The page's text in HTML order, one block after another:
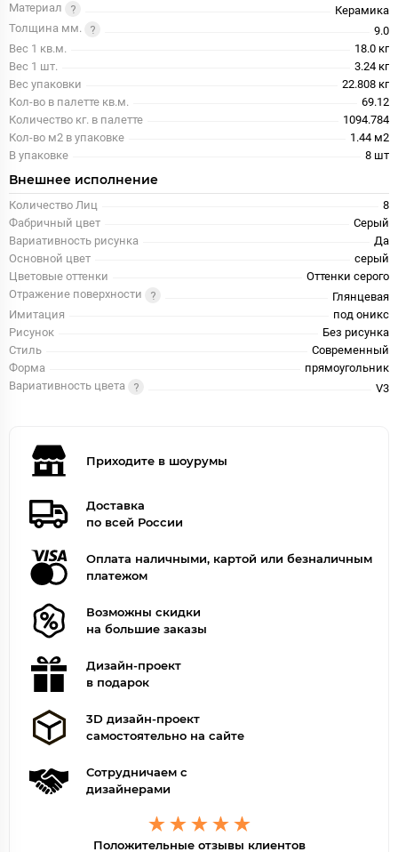
Материал
Керамика
Толщина мм.
9.0
Вес 1 кв.м.
18.0 кг
Вес 1 шт.
3.24 кг
Вес упаковки
22.808 кг
Кол-во в палетте кв.м.
69.12
Количество кг. в палетте
1094.784
Кол-во м2 в упаковке
1.44 м2
В упаковке
8 шт
Внешнее исполнение
Количество Лиц
8
Фабричный цвет
Серый
Вариативность рисунка
Да
Основной цвет
серый
Цветовые оттенки
Оттенки серого
Отражение поверхности
Глянцевая
Имитация
под оникс
Рисунок
Без рисунка
Стиль
Современный
Форма
прямоугольник
Вариативность цвета
V3
Приходите в шоурумы
Доставка
по всей России
Оплата наличными, картой или безналичным
платежом
Возможны скидки
на большие заказы
Дизайн-проект
в подарок
3D дизайн-проект
самостоятельно на сайте
Сотрудничаем с
дизайнерами
Положительные отзывы клиентов